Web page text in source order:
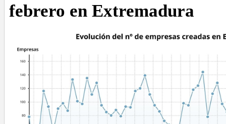
febrero en Extremadura